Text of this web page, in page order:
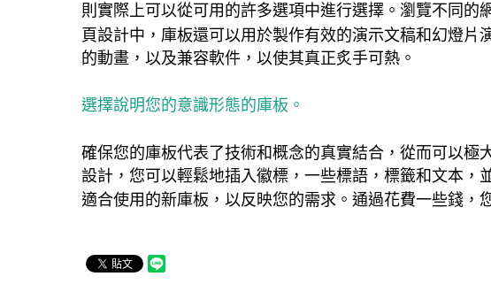
則實際上可以從可用的許多選項中進行選擇。瀏覽不同的
頁設計中，庫板還可以用於製作有效的演示文稿和幻燈
的動畫，以及兼容軟件，以使其真正炙手可熱。
選擇說明您的意識形態的庫板。
確保您的庫板代表了技術和概念的真實結合，從而可以
設計，您可以輕鬆地插入徽標，一些標語，標籤和文本
適合使用的新庫板，以反映您的需求。通過花費一些錢，